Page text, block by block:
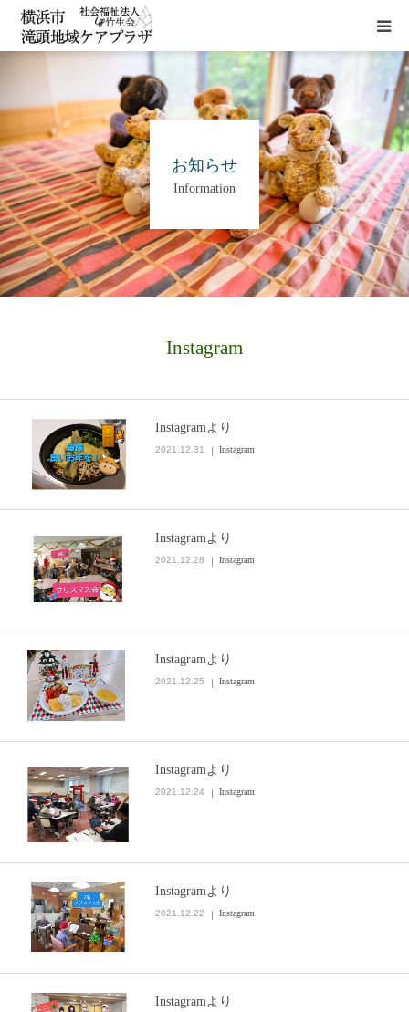
お知らせ
Information
Instagram
Instagramより
2021.12.31 Instagram
Instagramより
2021.12.28 Instagram
Instagramより
2021.12.25 Instagram
Instagramより
2021.12.24 Instagram
Instagramより
2021.12.22 Instagram
Instagramより
施設概要
サービス
貸室